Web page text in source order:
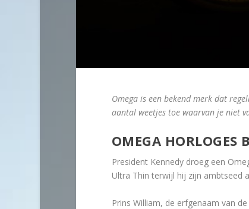
Omega is een bekend merk dat
aantal weetjes toe waarvan je niet
OMEGA HORLOGES
President Kennedy droeg een
Ultra Thin terwijl hij zijn ambtseed
Prins William, de erfgenaam van